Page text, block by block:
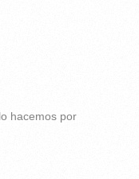
hacemos por